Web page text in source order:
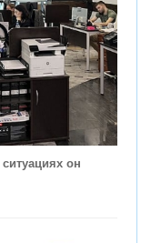
он